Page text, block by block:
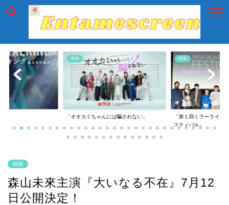
映画
「オオカミちゃんには騙されない」
映画
「第１回ミラーライア
スティバル」
映画
森山未來主演『大いなる不在』7月12
日公開決定！